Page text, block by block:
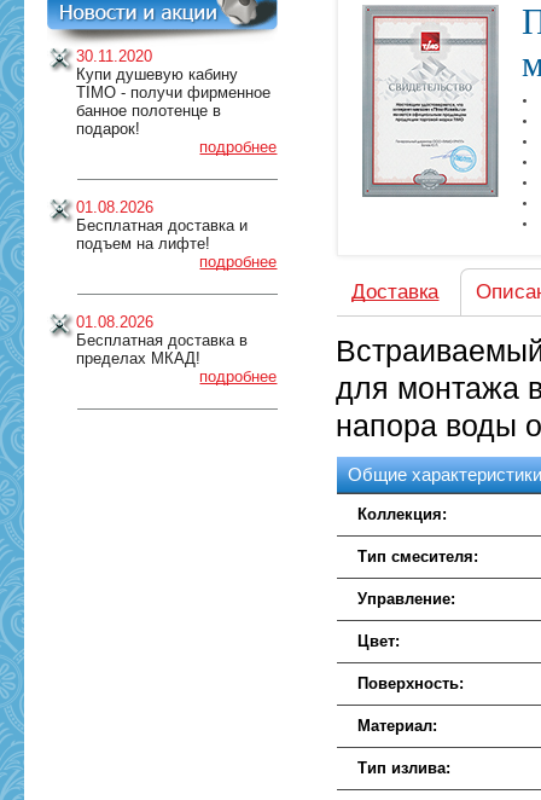
30.11.2020
Купи душевую кабину
TIMO - получи фирменное
банное полотенце в
подарок!
подробнее
01.08.2026
Бесплатная доставка и
подъем на лифте!
подробнее
01.08.2026
Бесплатная доставка в
пределах МКАД!
подробнее
Доставка
для монтажа
напора воды
Общие
Коллекция:
Тип смесителя:
Управление:
Цвет:
Поверхность:
Материал:
Тип излива: